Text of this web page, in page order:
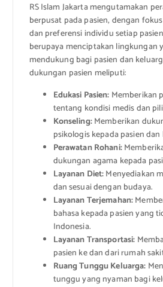
RS Islam Jakarta mengutamakan
berpusat pada pasien, dengan
dan preferensi individu setiap
berupaya menciptakan lingkungan
mendukung bagi pasien dan
dukungan pasien meliputi:
Edukasi Pasien: Memberikan
tentang kondisi medis dan
Konseling:Memberikan
psikologis kepada pasien
Perawatan Rohani:
dukungan agama kepada
Layanan Diet:Menyediakan
dan sesuai dengan budaya.
Layanan Terjemahan:
bahasa kepada pasien yang
Indonesia.
Layanan Transportasi:
pasien ke dan dari rumah
Ruang Tunggu Keluarga:
tunggu yang nyaman bagi